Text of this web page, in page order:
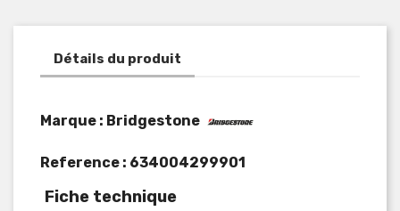
Détails du produit
Marque : Bridgestone
Reference : 634004299901
Fiche technique